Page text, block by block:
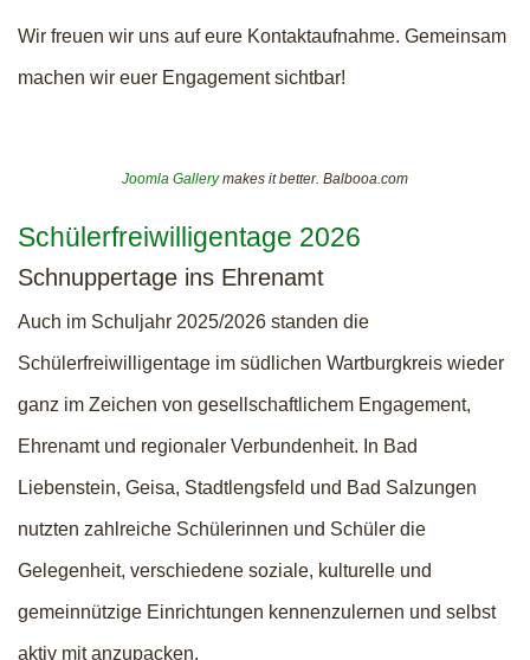
Wir freuen wir uns auf eure Kontaktaufnahme. Gemeinsam
machen wir euer Engagement sichtbar!
Joomla Gallerymakes it better. Balbooa.com
Schülerfreiwilligentage 2026
Schnuppertage ins Ehrenamt
Auch im Schuljahr 2025/2026 standen die
Schülerfreiwilligentage im südlichen Wartburgkreis wieder
ganz im Zeichen von gesellschaftlichem Engagement,
Ehrenamt und regionaler Verbundenheit. In Bad
Liebenstein, Geisa, Stadtlengsfeld und Bad Salzungen
nutzten zahlreiche Schülerinnen und Schüler die
Gelegenheit, verschiedene soziale, kulturelle und
gemeinnützige Einrichtungen kennenzulernen und selbst
aktiv mit anzupacken.